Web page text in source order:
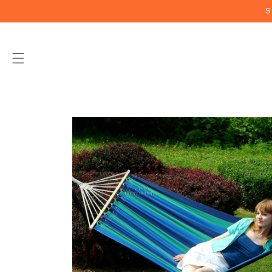
ai contenuti
Passa alle
sul prodotto